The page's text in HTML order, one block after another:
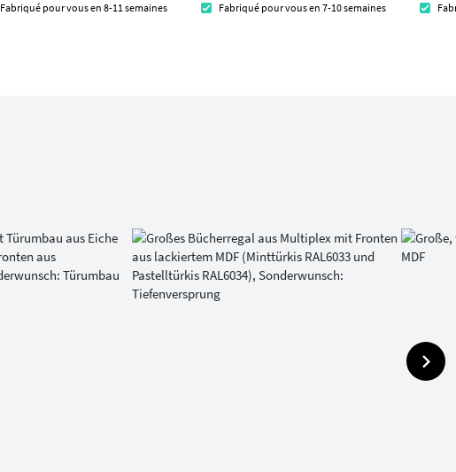
Fabriqué pour vous en 8-11 semaines
Fabriqué pour vous en 7-10 semaines